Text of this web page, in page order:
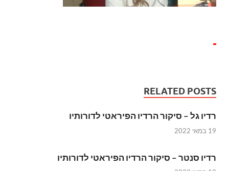
RELATED POSTS
רדיו גל – סיקור הרדיו הפיראטי לדורותיו
19 במאי 2022
רדיו סנטר – סיקור הרדיו הפיראטי לדורותיו